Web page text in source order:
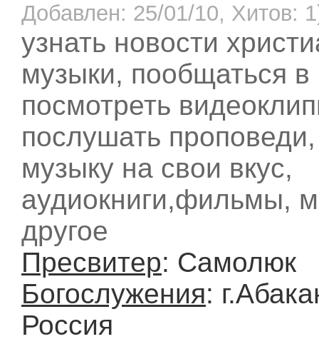
Добавлен: 25/01/10, Хитов:
узнать новости
музыки, пообщаться в
посмотреть
послушать
музыку на свои вкус,
аудиокниги,фильмы,
другое
Пресвитер: Самолюк
Богослужения:
Россия